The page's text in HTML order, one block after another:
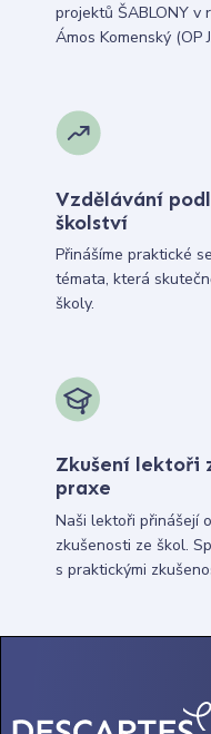
projektů ŠABLONY v
Ámos Komenský (OP
Vzdělávání
školství
Přinášíme praktické
témata, která
školy.
Zkušení lektoři
praxe
Naši lektoři přinášejí
zkušenosti ze škol.
s praktickými